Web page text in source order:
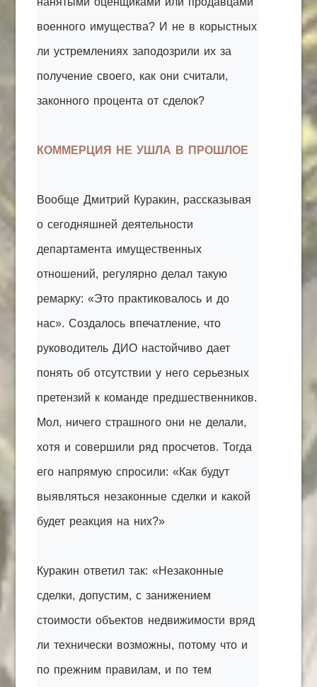
военного имущества? И не в корыстных
ли устремлениях заподозрили их за
получение своего, как они считали,
законного процента от сделок?
КОММЕРЦИЯ НЕ УШЛА В ПРОШЛОЕ
Вообще Дмитрий Куракин, рассказывая
о сегодняшней деятельности
департамента имущественных
отношений, регулярно делал такую
ремарку: «Это практиковалось и до
нас». Создалось впечатление, что
руководитель ДИО настойчиво дает
понять об отсутствии у него серьезных
претензий к команде предшественников.
Мол, ничего страшного они не делали,
хотя и совершили ряд просчетов. Тогда
его напрямую спросили: «Как будут
выявляться незаконные сделки и какой
будет реакция на них?»
Куракин ответил так: «Незаконные
сделки, допустим, с занижением
стоимости объектов недвижимости вряд
ли технически возможны, потому что и
по прежним правилам, и по тем